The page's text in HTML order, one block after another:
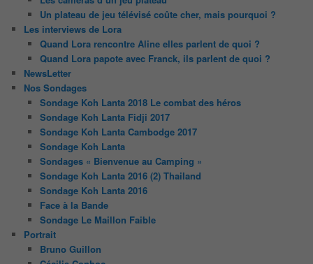
Un plateau de jeu télévisé coûte cher, mais pourquoi ?
Les interviews de Lora
Quand Lora rencontre Aline elles parlent de quoi ?
Quand Lora papote avec Franck, ils parlent de quoi ?
NewsLetter
Nos Sondages
Sondage Koh Lanta 2018 Le combat des héros
Sondage Koh Lanta Fidji 2017
Sondage Koh Lanta Cambodge 2017
Sondage Koh Lanta
Sondages « Bienvenue au Camping »
Sondage Koh Lanta 2016 (2) Thailand
Sondage Koh Lanta 2016
Face à la Bande
Sondage Le Maillon Faible
Portrait
Bruno Guillon